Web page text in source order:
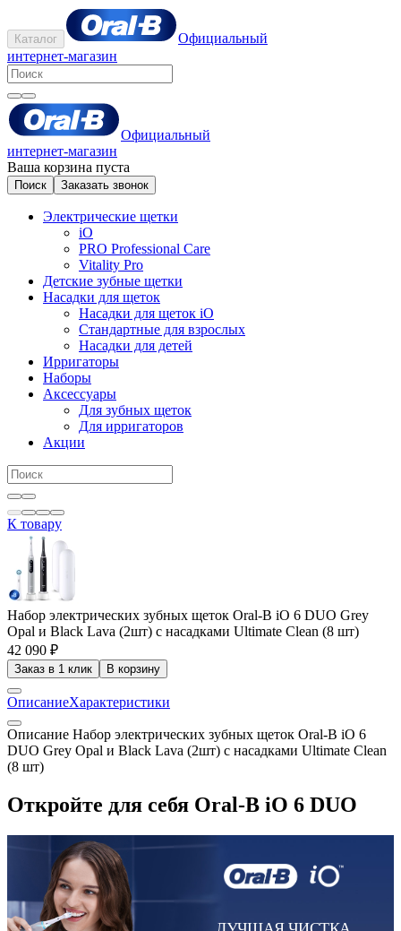
Каталог
Официальный
интернет-магазин
Официальный
интернет-магазин
Ваша корзина пуста
Поиск Заказать звонок
Электрические щетки
iO
PRO Professional Care
Vitality Pro
Детские зубные щетки
Насадки для щеток
Насадки для щеток iO
Стандартные для взрослых
Насадки для детей
Ирригаторы
Наборы
Аксессуары
Для зубных щеток
Для ирригаторов
Акции
К товару
Набор электрических зубных щеток Oral-B iO 6 DUO Grey
Opal и Black Lava (2шт) с насадками Ultimate Clean (8 шт)
42 090 ₽
Заказ в 1 клик В корзину
ОписаниеХарактеристики
Описание Набор электрических зубных щеток Oral-B iO 6
DUO Grey Opal и Black Lava (2шт) с насадками Ultimate Clean
(8 шт)
Откройте для себя Oral-B iO 6 DUO